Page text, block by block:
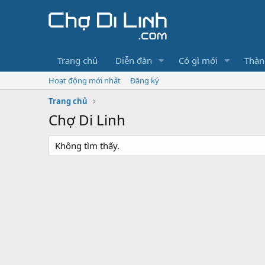
Trang chủ Diễn đàn Có gì mới
Hoạt động mới nhất
Đăng ký
Trang chủ
Chợ Di Linh
Không tìm thấy.